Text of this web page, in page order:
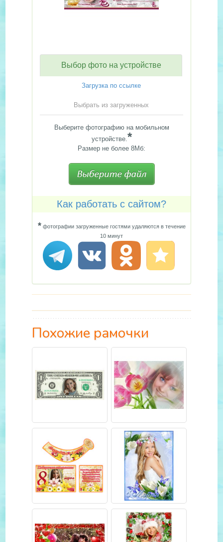
Выбор фото на устройстве
Загрузка по ссылке
Выбрать из загруженных
Выберите фотографию на мобильном
устройстве.*
Размер не более 8Мб:
Как работать с сайтом?
*фотографии загруженные гостями удаляются в течение
10 минут
Похожие рамочки